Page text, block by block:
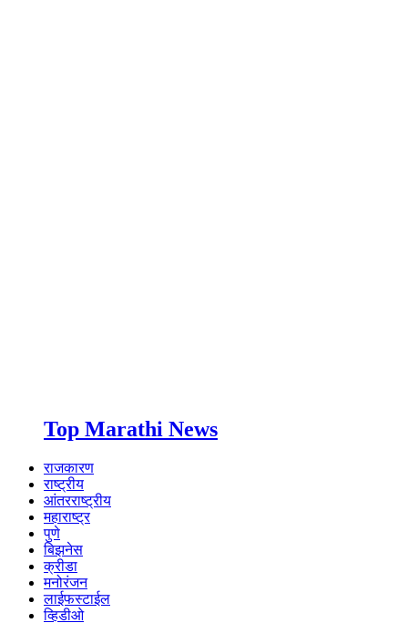
Top Marathi News
राजकारण
राष्ट्रीय
आंतरराष्ट्रीय
महाराष्ट्र
पुणे
बिझनेस
क्रीडा
मनोरंजन
लाईफस्टाईल
व्हिडीओ